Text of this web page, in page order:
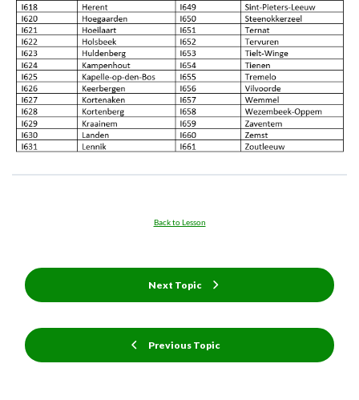
Previous Topic
Back to Lesson
Next Topic